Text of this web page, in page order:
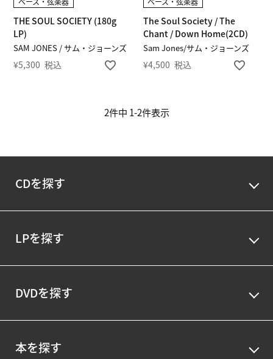
SAM JONES / サム・ジョーンズ
THE SOUL SOCIETY (180g
LP)
¥5,300 税込
Sam Jones/サム・ジョーンズ
The Soul Society / The
Chant / Down Home(2CD)
¥4,500 税込
2件中 1-2件表示
CDを探す
LPを探す
DVDを探す
本を探す